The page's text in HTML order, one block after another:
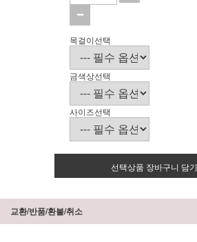
목걸이선택
금색상선택
사이즈선택
선택상품 장바구니 담기
교환/반품/환불/취소